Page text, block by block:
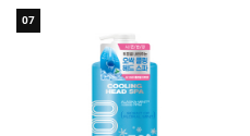
07